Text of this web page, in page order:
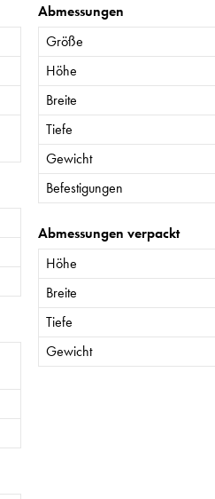
Abmessungen
Größe
Höhe
Breite
Tiefe
Gewicht
Befestigungen
Abmessungen verpackt
Höhe
Breite
Tiefe
Gewicht